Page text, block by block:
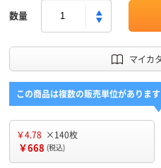
数量
マイカ
この商品は複数の販売単位があります
￥4.78 ×140枚
￥668 (税込)